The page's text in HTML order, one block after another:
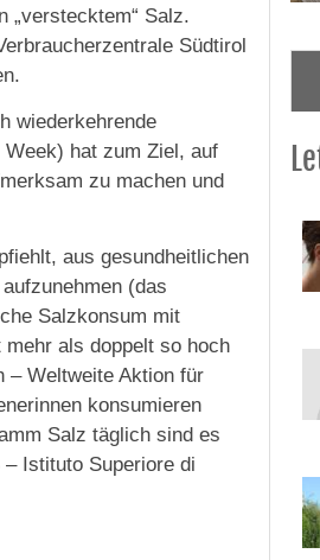
„verstecktem“ Salz.
Südtirol
wiederkehrende
hat zum Ziel, auf
zu machen und
aus gesundheitlichen
(das
Salzkonsum mit
als doppelt so hoch
– Weltweite Aktion für
konsumieren
Salz täglich sind es
Istituto Superiore di